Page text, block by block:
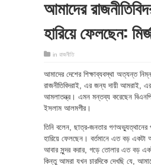
আমাদের
হারিয়ে ফেলছেন:
in রাজনীতি
আমাদের দেশের শিক্ষাব্যবস্থা অত্যন্ত
রাজনীতিবিদরাই, এর জন্য দায়ী আমরাই,
আমলাতন্ত্র। এমন মন্তব্য করেছেন বিএনপি
ইসলাম আলমগীর।
তিনি বলেন, ছাত্র-জনতার গণঅভ্যুত্থানের
হারিয়ে ফেলছেন। বর্তমানে এত বড় একটা
আবার সুন্দর করার, গড়ে তোলার এত বড়
কিন্তু আমরা যখন চারদিকে দেখছি যে,